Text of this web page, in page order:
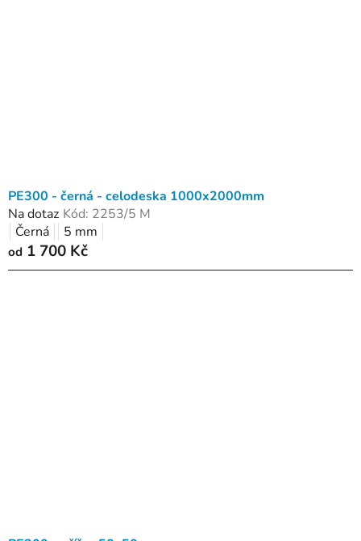
PE300 - černá - celodeska 1000x2000mm
Na dotaz Kód: 2253/5 M
Černá
5 mm
od 1 700 Kč